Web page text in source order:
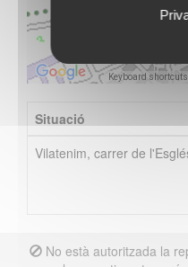
Keyboard shortcuts
Situació
Vilatenim, carrer de
No està autoritzada la